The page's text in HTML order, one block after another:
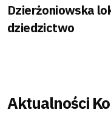
Dzierżoniowska
dziedzictwo
Aktualności